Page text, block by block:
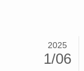
2025
1/06